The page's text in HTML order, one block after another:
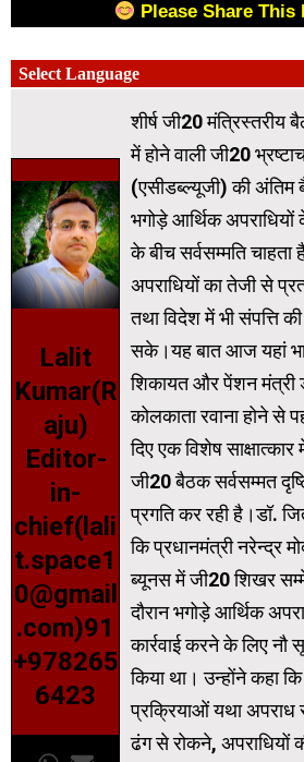
Please Share This
Lalit
Kumar(R
aju)
Editor-
in-
chief(lali
t.space1
0@gmail
.com)91
+978265
6423
शीर्ष जी20
में होने वाली जी20
(एसीडब्ल्यूजी) की
भगोड़े आर्थिक
के बीच सर्वसम्मति चाहता
अपराधियों का तेजी से
तथा विदेश में भी संपत्ति
सके।यह बात आज यहां
शिकायत और पेंशन मंत्री
कोलकाता रवाना होने से
दिए एक विशेष
जी20 बैठक सर्वसम्मत
प्रगति कर रही है।डॉ.
कि प्रधानमंत्री नरेन्द्र
ब्यूनस में जी20 शिखर
दौरान भगोड़े आर्थिक
कार्रवाई करने के लिए नौ
किया था। उन्होंने कहा कि
प्रक्रियाओं यथा अपराध
ढंग से रोकने, अपराधियों